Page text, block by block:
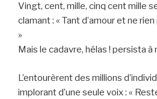
Vingt, cent, mille, cinq cent mille
clamant : « Tant d’amour et ne
»
Mais le cadavre, hélas ! persista à
L’entourèrent des millions
implorant d’une seule voix : «